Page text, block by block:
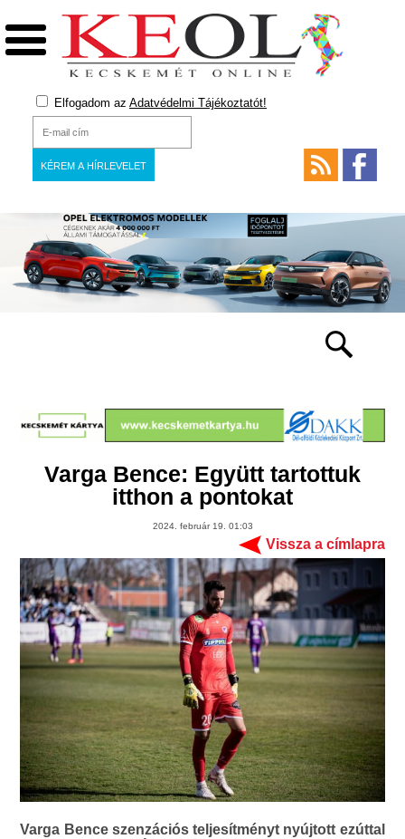
Elfogadom az Adatvédelmi Tájékoztatót!
Varga Bence: Együtt tartottuk
itthon a pontokat
2024. február 19. 01:03
Vissza a címlapra
Varga Bence szenzációs teljesítményt nyújtott ezúttal